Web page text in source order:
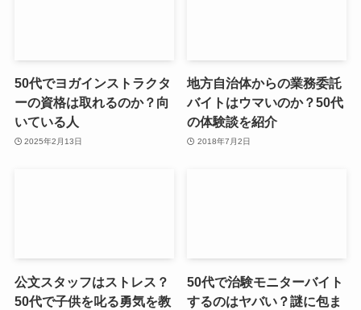
50代でヨガインストラクタ
ーの資格は取れるのか？向
いている人
2025年2月13日
地方自治体からの業務委託
バイトはウマいのか？50代
の体験談を紹介
2018年7月2日
公文スタッフはストレス？
50代で子供を叱る勇気を教
50代で治験モニターバイト
するのはヤバい？謎に包ま